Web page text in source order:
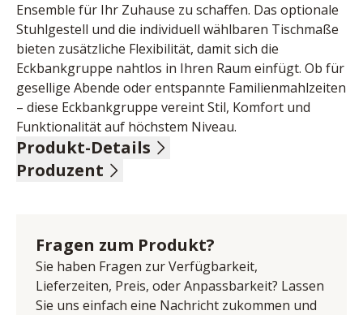
Ensemble für Ihr Zuhause zu schaffen. Das optionale
Stuhlgestell und die individuell wählbaren Tischmaße
bieten zusätzliche Flexibilität, damit sich die
Eckbankgruppe nahtlos in Ihren Raum einfügt. Ob für
gesellige Abende oder entspannte Familienmahlzeiten
– diese Eckbankgruppe vereint Stil, Komfort und
Funktionalität auf höchstem Niveau.
Produkt-Details
4-teilig, bestehend aus:
62 cm
Tisch, Balkeneiche natur massiv, Wachs-Effekt
Oberfläche, strukturgehobelt, Bodenplatte schwarz,
LBH ca. 140/90/76 cm
Produzent
E-Mail-Adresse: info@niehoff-sitzmoebel.de
UID (Umsatzsteuer-Identifikationsnummer): DE
813783971
Fragen zum Produkt?
Sie haben Fragen zur Verfügbarkeit,
Lieferzeiten, Preis, oder Anpassbarkeit? Lassen
Sie uns einfach eine Nachricht zukommen und